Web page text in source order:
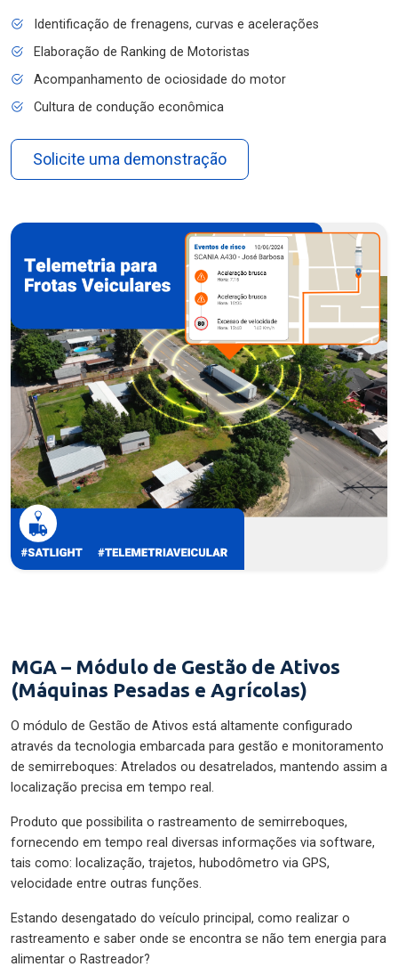
Identificação de frenagens, curvas e acelerações
Elaboração de Ranking de Motoristas
Acompanhamento de ociosidade do motor
Cultura de condução econômica
Solicite uma demonstração
MGA – Módulo de Gestão de Ativos
(Máquinas Pesadas e Agrícolas)
O módulo de Gestão de Ativos está altamente configurado
através da tecnologia embarcada para gestão e monitoramento
de semirreboques: Atrelados ou desatrelados, mantendo assim a
localização precisa em tempo real.
Produto que possibilita o rastreamento de semirreboques,
fornecendo em tempo real diversas informações via software,
tais como: localização, trajetos, hubodômetro via GPS,
velocidade entre outras funções.
Estando desengatado do veículo principal, como realizar o
rastreamento e saber onde se encontra se não tem energia para
alimentar o Rastreador?